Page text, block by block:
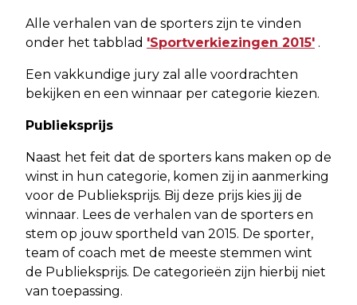
Alle verhalen van de sporters zijn te vinden
onder het tabblad 'Sportverkiezingen 2015' .
Een vakkundige jury zal alle voordrachten
bekijken en een winnaar per categorie kiezen.
Publieksprijs
Naast het feit dat de sporters kans maken op de
winst in hun categorie, komen zij in aanmerking
voor de Publieksprijs. Bij deze prijs kies jij de
winnaar. Lees de verhalen van de sporters en
stem op jouw sportheld van 2015. De sporter,
team of coach met de meeste stemmen wint
de Publieksprijs. De categorieën zijn hierbij niet
van toepassing.